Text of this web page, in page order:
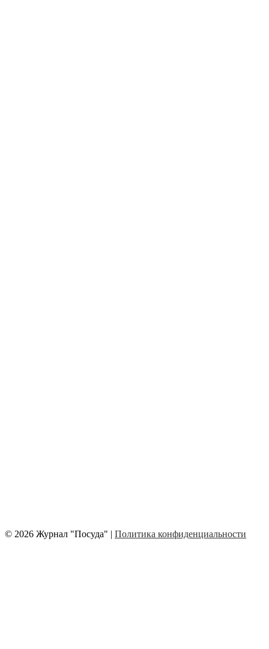
© 2026 Журнал "Посуда" | Политика конфиденциальности